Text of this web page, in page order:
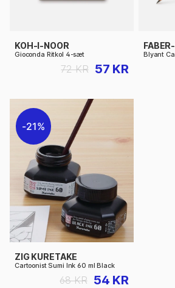
KOH-I-NOOR
Gioconda Ritkol 4-sæt
57 KR
72 KR
Blyant
21%
ZIG KURETAKE
Cartoonist Sumi Ink 60 ml Black
54 KR
68 KR